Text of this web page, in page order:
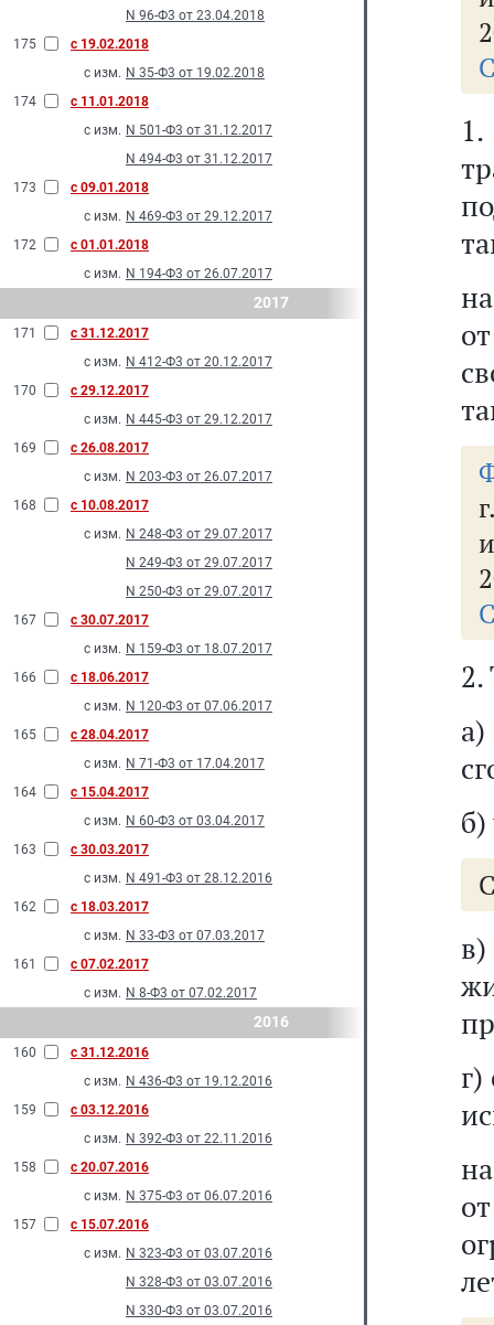
N 96-Ф3 от 23.04.2018
175
с 19.02.2018
с изм. N 35-Ф3 от 19.02.2018
174
с 11.01.2018
с изм. N 501-Ф3 от 31.12.2017
N 494-Ф3 от 31.12.2017
173
с 09.01.2018
с изм. N 469-Ф3 от 29.12.2017
172
с 01.01.2018
с изм. N 194-Ф3 от 26.07.2017
2017
171
с 31.12.2017
с изм. N 412-Ф3 от 20.12.2017
170
с 29.12.2017
с изм. N 445-Ф3 от 29.12.2017
169
с 26.08.2017
с изм. N 203-Ф3 от 26.07.2017
168
с 10.08.2017
с изм. N 248-Ф3 от 29.07.2017
N 249-Ф3 от 29.07.2017
N 250-Ф3 от 29.07.2017
167
с 30.07.2017
с изм. N 159-Ф3 от 18.07.2017
166
с 18.06.2017
с изм. N 120-Ф3 от 07.06.2017
165
с 28.04.2017
с изм. N 71-Ф3 от 17.04.2017
164
с 15.04.2017
с изм. N 60-Ф3 от 03.04.2017
163
с 30.03.2017
с изм. N 491-Ф3 от 28.12.2016
162
с 18.03.2017
с изм. N 33-Ф3 от 07.03.2017
161
с 07.02.2017
с изм. N 8-Ф3 от 07.02.2017
2016
160
с 31.12.2016
с изм. N 436-Ф3 от 19.12.2016
159
с 03.12.2016
с изм. N 392-Ф3 от 22.11.2016
158
с 20.07.2016
с изм. N 375-Ф3 от 06.07.2016
157
с 15.07.2016
с изм. N 323-Ф3 от 03.07.2016
N 328-Ф3 от 03.07.2016
N 330-Ф3 от 03.07.2016
2.
б)